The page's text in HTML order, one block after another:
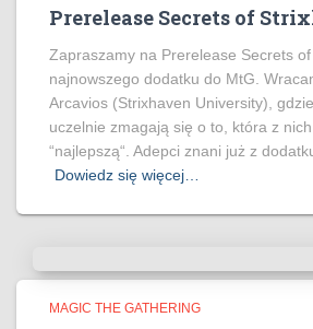
Prerelease Secrets of
Zapraszamy na Prerelease Secrets
najnowszego dodatku do MtG.
Arcavios (Strixhaven University),
uczelnie zmagają się o to, która z
“najlepszą“. Adepci znani już z
Dowiedz się więcej…
MAGIC THE GATHERING